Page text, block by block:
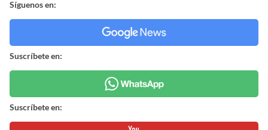
Síguenos en:
Suscríbete en:
Suscríbete en: